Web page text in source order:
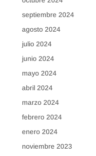
septiembre 2024
agosto 2024
julio 2024
junio 2024
mayo 2024
abril 2024
marzo 2024
febrero 2024
enero 2024
noviembre 2023